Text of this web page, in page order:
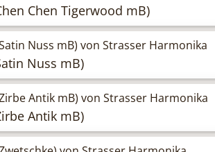
Chen Tigerwood mB)
Nuss mB)
Antik mB)